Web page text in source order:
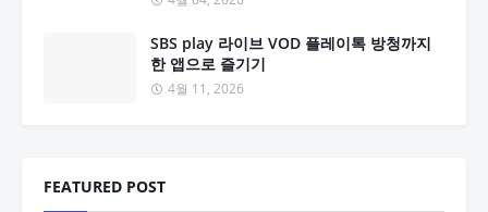
SBS play 라이브 VOD 플레이톡 방청까지
한 앱으로 즐기기
4월 11, 2026
FEATURED POST